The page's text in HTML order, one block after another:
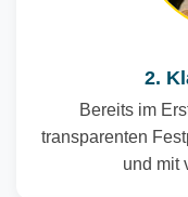
2.
Bereits im
transparenten
und mit